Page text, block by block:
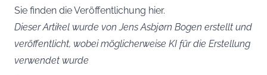
Sie finden die Veröffentlichung hier.
Dieser Artikel wurde von Jens Asbjørn Bogen erstellt und
veröffentlicht, wobei möglicherweise KI für die Erstellung
verwendet wurde